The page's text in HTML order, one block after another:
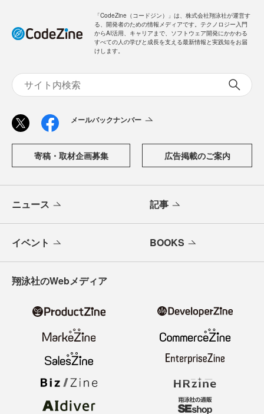
「CodeZine（コードジン）」は、株式会社翔泳社が運営す
る、開発者のための情報メディアです。テクノロジー入門
からAI活用、キャリアまで、ソフトウェア開発にかかわる
すべての人の学びと成長を支える最新情報と実践知をお届
けします。
メールバックナンバー
寄稿・取材企画募集 広告掲載のご案内
ニュース 記事
イベント BOOKS
翔泳社のWebメディア